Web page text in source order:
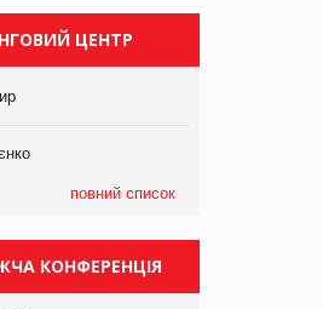
ЦЕНТР
повний список
КОНФЕРЕНЦІЯ